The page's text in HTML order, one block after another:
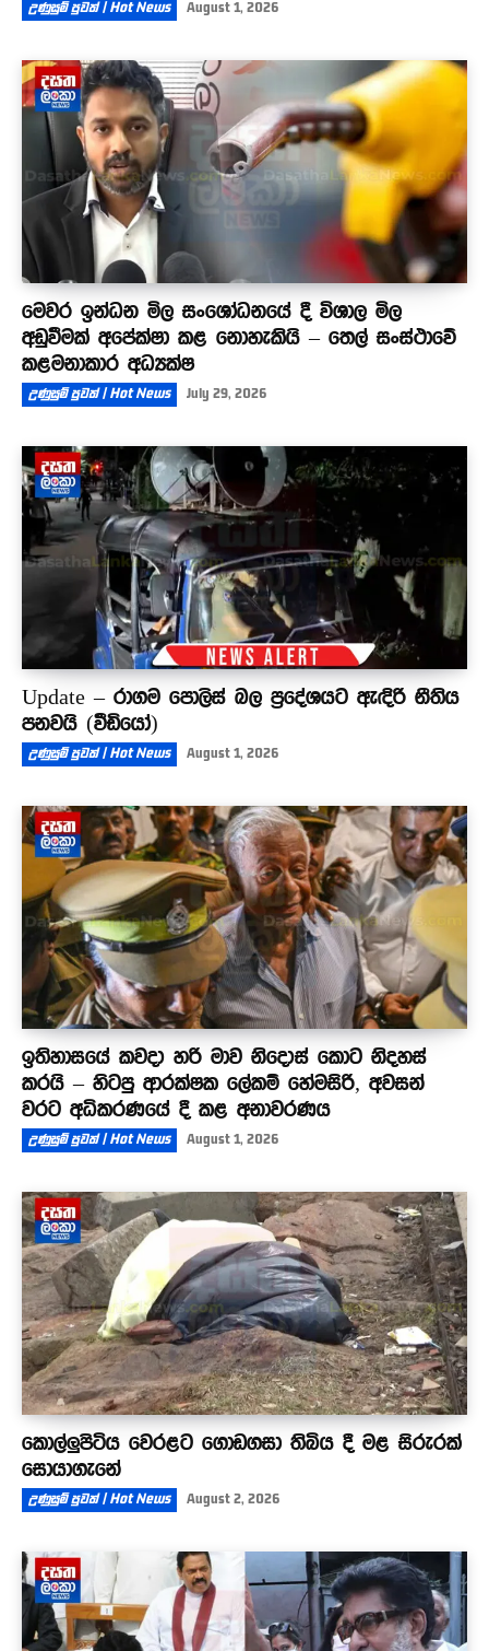
උණුසුම් පුවත් | Hot News August 1, 2026
මෙවර ඉන්ධන මිල සංශෝධනයේ දී විශාල මිල
අඩුවීමක් අපේක්ෂා කළ නොහැකියි – තෙල් සංස්ථාවේ
කළමනාකාර අධ්‍යක්ෂ
උණුසුම් පුවත් | Hot News July 29, 2026
Update – රාගම පොලිස් බල ප්‍රදේශයට ඇඳිරි නීතිය
පනවයි (වීඩියෝ)
උණුසුම් පුවත් | Hot News August 1, 2026
ඉතිහාසයේ කවදා හරි මාව නිදොස් කොට නිදහස්
කරයි – හිටපු ආරක්ෂක ලේකම් හේමසිරි, අවසන්
වරට අධිකරණයේ දී කළ අනාවරණය
උණුසුම් පුවත් | Hot News August 1, 2026
කොල්ලුපිටිය වෙරළට ගොඩගසා තිබිය දී මළ සිරුරක්
සොයාගැනේ
උණුසුම් පුවත් | Hot News August 2, 2026